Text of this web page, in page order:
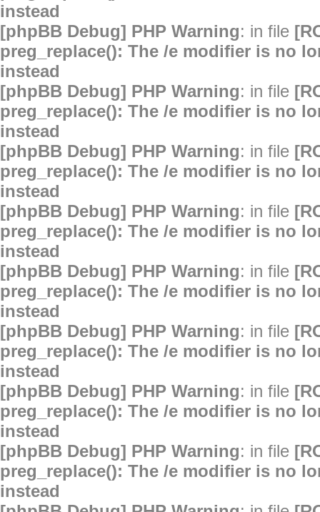
instead
[phpBB Debug] PHP Warning: in file
preg_replace(): The /e modifier is no
instead
[phpBB Debug] PHP Warning: in file
preg_replace(): The /e modifier is no
instead
[phpBB Debug] PHP Warning: in file
preg_replace(): The /e modifier is no
instead
[phpBB Debug] PHP Warning: in file
preg_replace(): The /e modifier is no
instead
[phpBB Debug] PHP Warning: in file
preg_replace(): The /e modifier is no
instead
[phpBB Debug] PHP Warning: in file
preg_replace(): The /e modifier is no
instead
[phpBB Debug] PHP Warning: in file
preg_replace(): The /e modifier is no
instead
[phpBB Debug] PHP Warning: in file
preg_replace(): The /e modifier is no
instead